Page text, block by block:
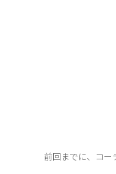
前回までに、コー